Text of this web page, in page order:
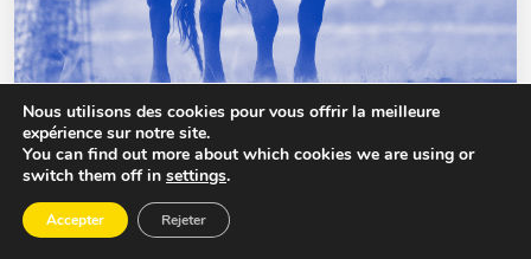
TAURELLE
Le projet Marseillais Taurelle est le lieu de rencontre
Nous utilisons des cookies pour vous offrir la meilleure
expérience sur notre site.
You can find out more about which cookies we are using or
switch them off in settings.
Accepter Rejeter